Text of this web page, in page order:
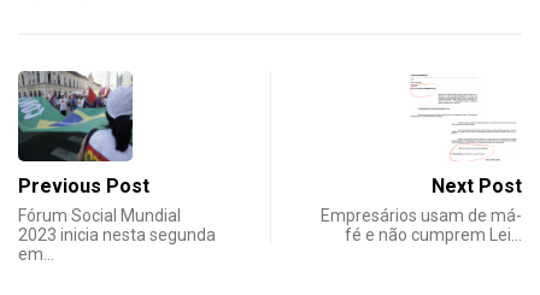
Previous Post
Fórum Social Mundial
2023 inicia nesta segunda
em…
Next Post
Empresários usam de má-
fé e não cumprem Lei…